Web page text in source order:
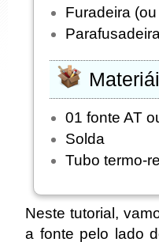
Furadeira
01 fonte AT
Solda
Tubo termo-
Neste tutorial,
a fonte pelo lado